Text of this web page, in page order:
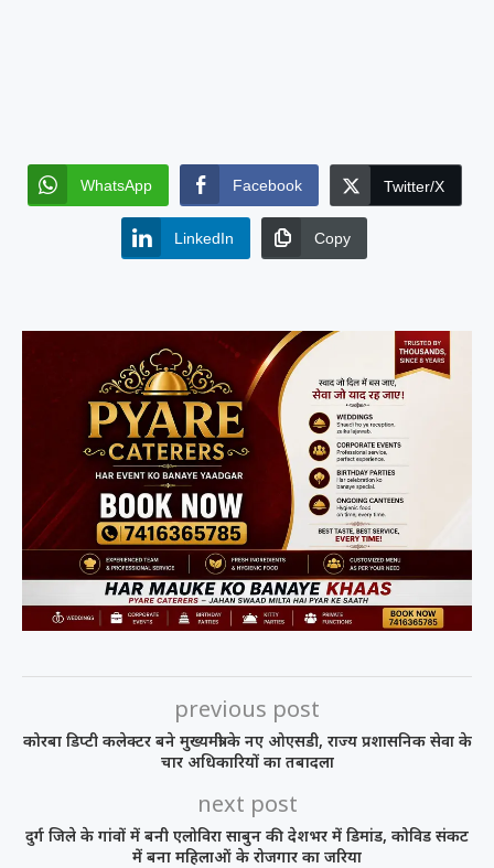
WhatsApp Facebook Twitter/X
LinkedIn Copy
previous post
कोरबा डिप्टी कलेक्टर बने मुख्यमंत्री के नए ओएसडी, राज्य प्रशासनिक सेवा के
चार अधिकारियों का तबादला
next post
दुर्ग जिले के गांवों में बनी एलोविरा साबुन की देशभर में डिमांड, कोविड संकट
में बना महिलाओं के रोजगार का जरिया